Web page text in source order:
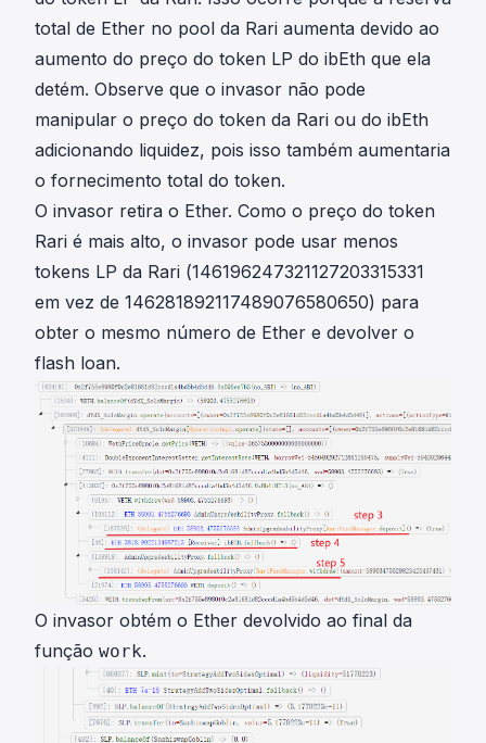
total de Ether no pool da Rari aumenta devido ao
aumento do preço do token LP do ibEth que ela
detém. Observe que o invasor não pode
manipular o preço do token da Rari ou do ibEth
adicionando liquidez, pois isso também aumentaria
o fornecimento total do token.
O invasor retira o Ether. Como o preço do token
Rari é mais alto, o invasor pode usar menos
tokens LP da Rari (146196247321127203315331
em vez de 146281892117489076580650) para
obter o mesmo número de Ether e devolver o
flash loan.
O invasor obtém o Ether devolvido ao final da
função work.